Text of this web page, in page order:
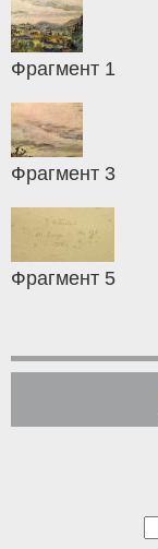
Фрагмент 1
Фрагмент 3
Фрагмент 5